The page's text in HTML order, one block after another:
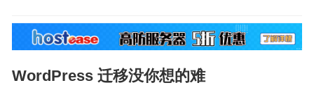
WordPress 迁移没你想的难